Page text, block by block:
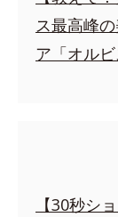
ス最高峰
ア「オル
【30秒シ